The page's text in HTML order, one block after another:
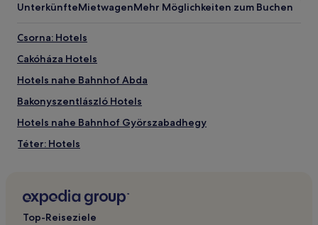
UnterkünfteMietwagenMehr Möglichkeiten zum Buchen
Csorna: Hotels
Cakóháza Hotels
Hotels nahe Bahnhof Abda
Bakonyszentlászló Hotels
Hotels nahe Bahnhof Györszabadhegy
Téter: Hotels
Győri: Hotels
Top-Reiseziele